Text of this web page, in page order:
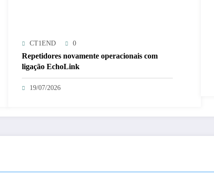
CT1END 0
Repetidores novamente operacionais com
ligação EchoLink
19/07/2026